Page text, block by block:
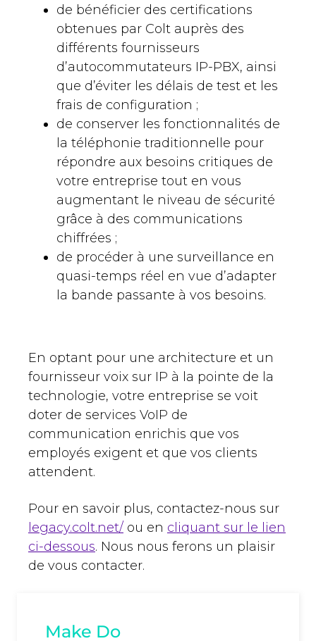
de bénéficier des certifications
obtenues par Colt auprès des
différents fournisseurs
d’autocommutateurs IP-PBX, ainsi
que d’éviter les délais de test et les
frais de configuration ;
de conserver les fonctionnalités de
la téléphonie traditionnelle pour
répondre aux besoins critiques de
votre entreprise tout en vous
augmentant le niveau de sécurité
grâce à des communications
chiffrées ;
de procéder à une surveillance en
quasi-temps réel en vue d’adapter
la bande passante à vos besoins.
En optant pour une architecture et un
fournisseur voix sur IP à la pointe de la
technologie, votre entreprise se voit
doter de services VoIP de
communication enrichis que vos
employés exigent et que vos clients
attendent.
Pour en savoir plus, contactez-nous sur
legacy.colt.net/ ou en cliquant sur le lien
ci-dessous. Nous nous ferons un plaisir
de vous contacter.
Make Do